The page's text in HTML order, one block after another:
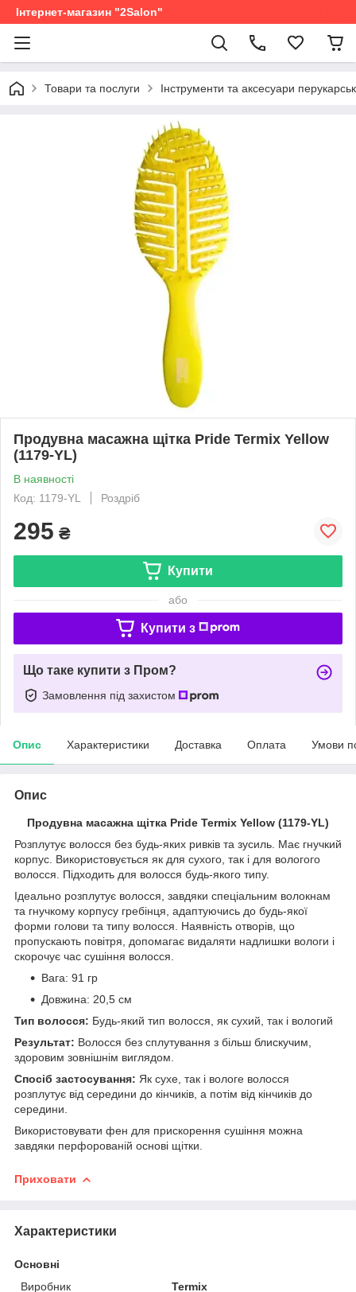
Інтернет-магазин "2Salon"
Товари та послуги Інструменти та аксесуари
Продувна масажна щітка Pride Termix Yellow
(1179-YL)
В наявності
Код: 1179-YL
Роздріб
295 ₴
Купити
або
Купити з
Що таке купити з Пром?
Замовлення під захистом
Опис Характеристики Доставка Оплата Умови
Опис
Продувна масажна щітка Pride Termix Yellow (1179-YL)
Розплутує волосся без будь-яких ривків та зусиль. Має гнучкий
корпус. Використовується як для сухого, так і для вологого
волосся. Підходить для волосся будь-якого типу.
Ідеально розплутує волосся, завдяки спеціальним волокнам
та гнучкому корпусу гребінця, адаптуючись до будь-якої
форми голови та типу волосся. Наявність отворів, що
пропускають повітря, допомагає видаляти надлишки вологи і
скорочує час сушіння волосся.
Вага: 91 гр
Довжина: 20,5 см
Тип волосся: Будь-який тип волосся, як сухий, так і вологий
Результат: Волосся без сплутування з більш блискучим,
здоровим зовнішнім виглядом.
Спосіб застосування: Як сухе, так і вологе волосся
розплутує від середини до кінчиків, а потім від кінчиків до
середини.
Використовувати фен для прискорення сушіння можна
завдяки перфорованій основі щітки.
Приховати
Характеристики
Основні
Виробник
Termix